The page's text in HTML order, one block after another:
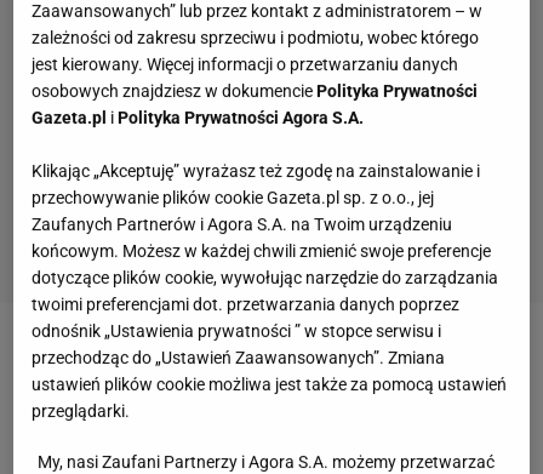
Zobacz wideoBarcelona weźmie nowego trenera
tylko na chwilę? "Straszna sytuacja" [SEKCJA
PIŁKARSKA #59]
Zaawansowanych” lub przez kontakt z administratorem – w
zależności od zakresu sprzeciwu i podmiotu, wobec którego
jest kierowany. Więcej informacji o przetwarzaniu danych
osobowych znajdziesz w dokumenciePolityka Prywatności
Gazeta.pl iPolityka Prywatności Agora S.A.
Klikając „Akceptuję” wyrażasz też zgodę na zainstalowanie i
przechowywanie plików cookie Gazeta.pl sp. z o.o., jej
Zaufanych Partnerów i Agora S.A. na Twoim urządzeniu
końcowym. Możesz w każdej chwili zmienić swoje preferencje
dotyczące plików cookie, wywołując narzędzie do zarządzania
twoimi preferencjami dot. przetwarzania danych poprzez
odnośnik „Ustawienia prywatności ” w stopce serwisu i
przechodząc do „Ustawień Zaawansowanych”. Zmiana
ustawień plików cookie możliwa jest także za pomocą ustawień
przeglądarki.
My, nasi Zaufani Partnerzy i Agora S.A. możemy przetwarzać